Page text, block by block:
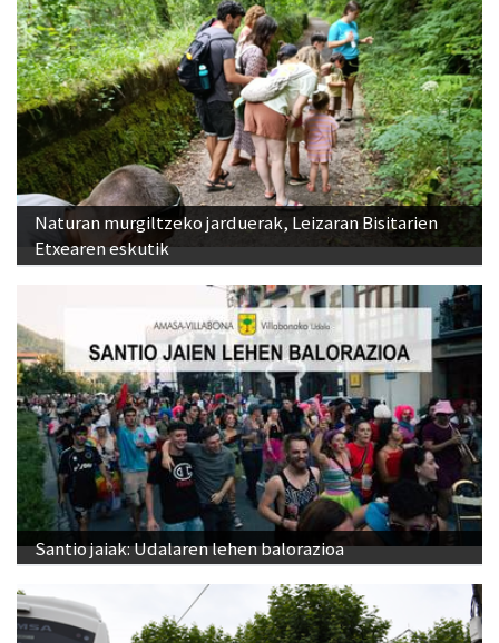
Naturan murgiltzeko jarduerak, Leizaran Bisitarien
Etxearen eskutik
Santio jaiak: Udalaren lehen balorazioa